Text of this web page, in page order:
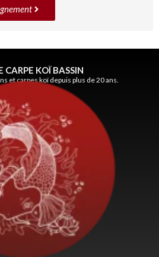
CARPE KOÏ BASSIN
et carpes koï depuis plus de 20 ans.